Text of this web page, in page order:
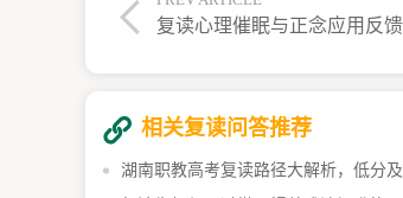
相关复读问答推荐
湖南职教高考复读路径大解析，低分及